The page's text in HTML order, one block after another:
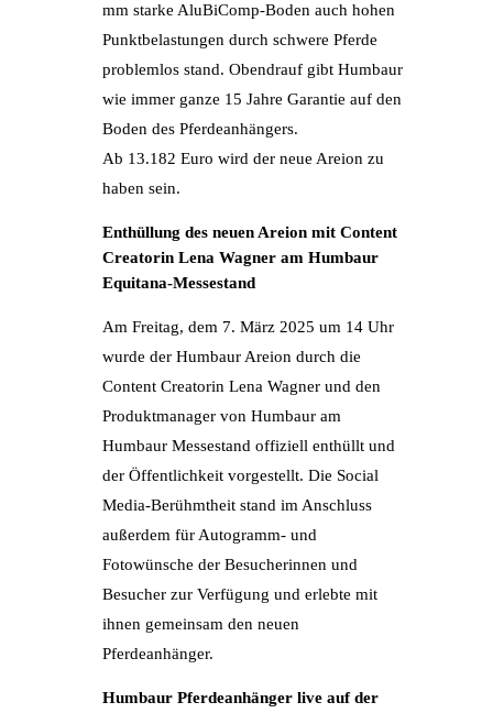
mm starke AluBiComp-Boden auch hohen
Punktbelastungen durch schwere Pferde
problemlos stand. Obendrauf gibt Humbaur
wie immer ganze 15 Jahre Garantie auf den
Boden des Pferdeanhängers.
Ab 13.182 Euro wird der neue Areion zu
haben sein.
Enthüllung des neuen Areion mit Content
Creatorin Lena Wagner am Humbaur
Equitana-Messestand
Am Freitag, dem 7. März 2025 um 14 Uhr
wurde der Humbaur Areion durch die
Content Creatorin Lena Wagner und den
Produktmanager von Humbaur am
Humbaur Messestand offiziell enthüllt und
der Öffentlichkeit vorgestellt. Die Social
Media-Berühmtheit stand im Anschluss
außerdem für Autogramm- und
Fotowünsche der Besucherinnen und
Besucher zur Verfügung und erlebte mit
ihnen gemeinsam den neuen
Pferdeanhänger.
Humbaur Pferdeanhänger live auf der